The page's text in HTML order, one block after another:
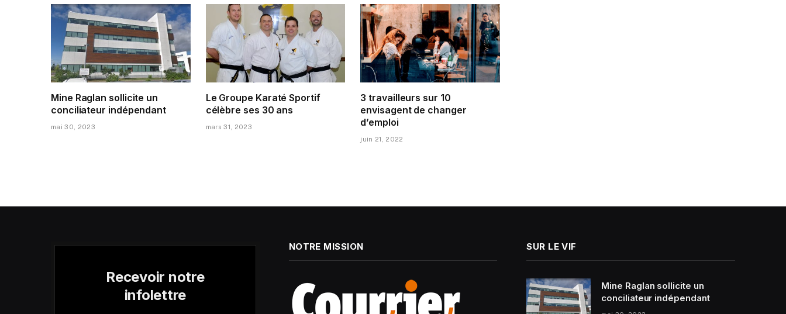
Mine Raglan sollicite un
conciliateur indépendant
mai 30, 2023
Le Groupe Karaté Sportif
célèbre ses 30 ans
mars 31, 2023
3 travailleurs sur 10
envisagent de changer
d’emploi
juin 21, 2022
Recevoir notre
infolettre
NOTRE MISSION SUR LE VIF
Mine Raglan sollicite un
conciliateur indépendant